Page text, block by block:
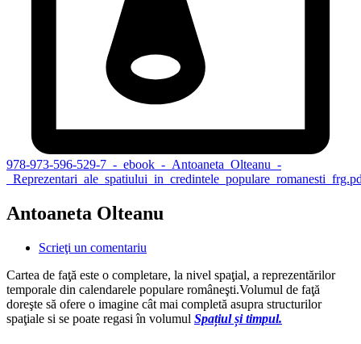
978-973-596-529-7_-_ebook_-_Antoaneta_Olteanu_-
Antoaneta Olteanu
Scrieţi un comentariu
Cartea de faţă este o completare, la nivel spaţial, a reprezentărilor
temporale din calendarele populare româneşti.Volumul de faţă
doreşte să ofere o imagine cât mai completă asupra structurilor
spaţiale si se poate regasi în volumul Spațiul și timpul.